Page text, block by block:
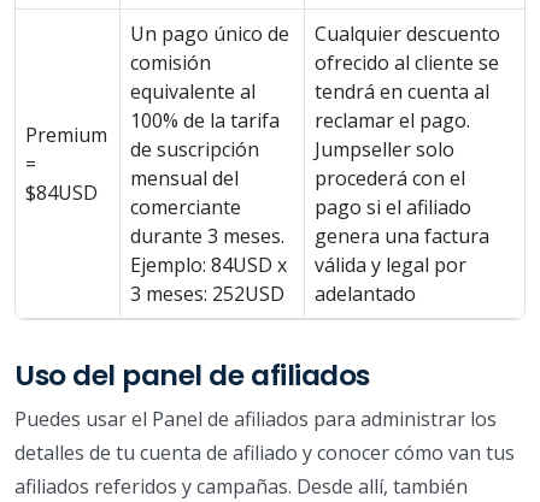
Premium
=
$84USD
Un pago único de
comisión
equivalente al
100% de la tarifa
de suscripción
mensual del
comerciante
durante 3 meses.
Ejemplo: 84USD x
3 meses: 252USD
Cualquier descuento
ofrecido al cliente se
tendrá en cuenta al
reclamar el pago.
Jumpseller solo
procederá con el
pago si el afiliado
genera una factura
válida y legal por
adelantado
Uso del panel de afiliados
Puedes usar el Panel de afiliados para administrar los
detalles de tu cuenta de afiliado y conocer cómo van tus
afiliados referidos y campañas. Desde allí, también